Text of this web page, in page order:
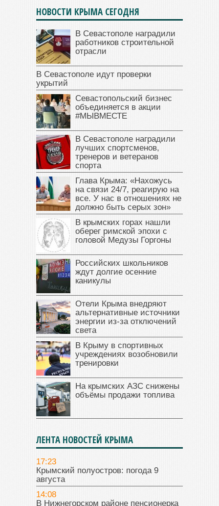
НОВОСТИ КРЫМА СЕГОДНЯ
В Севастополе наградили
работников строительной
отрасли
В Севастополе идут проверки
укрытий
Севастопольский бизнес
объединяется в акции
#МЫВМЕСТЕ
В Севастополе наградили
лучших спортсменов,
тренеров и ветеранов
спорта
Глава Крыма: «Нахожусь
на связи 24/7, реагирую на
все. У нас в отношениях не
должно быть серых зон»
В крымских горах нашли
оберег римской эпохи с
головой Медузы Горгоны
Российских школьников
ждут долгие осенние
каникулы
Отели Крыма внедряют
альтернативные источники
энергии из-за отключений
света
В Крыму в спортивных
учреждениях возобновили
тренировки
На крымских АЗС снижены
объёмы продажи топлива
ЛЕНТА НОВОСТЕЙ КРЫМА
17:23
Крымский полуостров: погода 9
августа
14:08
В Нижнегорском районе пенсионерка